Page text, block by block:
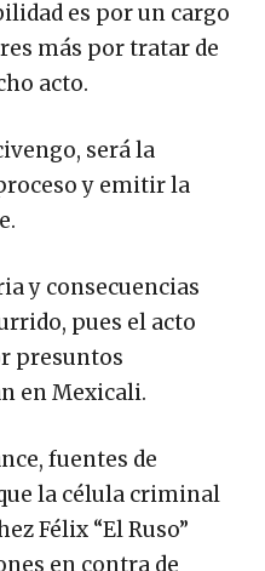
es por un cargo
más por tratar de
acto.
será la
y emitir la
y consecuencias
pues el acto
presuntos
en Mexicali.
fuentes de
la célula criminal
Félix “El Ruso”
en contra de